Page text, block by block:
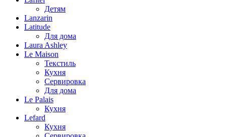
Детям
Lanzarin
Latitude
Для дома
Laura Ashley
Le Maison
Текстиль
Кухня
Сервировка
Для дома
Le Palais
Кухня
Lefard
Кухня